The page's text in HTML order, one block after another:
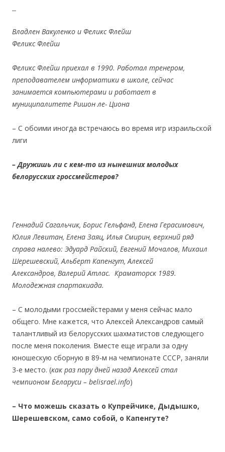
Владлен Вакуленко и Феликс Флейш
Феликс Флейш
Феликс Флейш приехал в 1990. Работал тренером,
преподавателем информатики в школе, сейчас
занимается компьютерами и работает в
муниципалитете Ришон ле- Циона
– С обоими иногда встречаюсь во время игр израильской
лиги
– Дружишь ли с кем-то из нынешних молодых
белорусских гроссмейстеров?
Геннадий Сагальчик, Борис Гельфанд, Елена Герасимович,
Юлия Левитан, Елена Заяц, Илья Смирин, верхний ряд
справа налево: Эдуард Райский, Евгений Мочалов, Михаил
Шерешевский, Альберт Капенгут, Алексей
Александров, Валерий Атлас. Краматорск 1989.
Молодежная спартакиада.
– С молодыми гроссмейстерами у меня сейчас мало
общего. Мне кажется, что Алексей Александров самый
талантливый из белорусских шахматистов следующего
после меня поколения. Вместе еще играли за одну
юношескую сборную в 89-м на чемпионате СССР, заняли
3-е место. (как раз пару дней назад Алексей стал
чемпионом Беларуси – belisrael.info)
– Что можешь сказать о Купрейчике, Дыдышко,
Шерешевском, само собой, о Капенгуте?